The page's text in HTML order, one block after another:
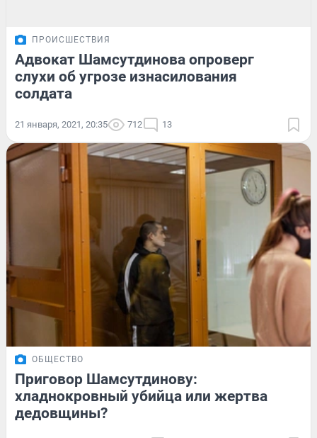
ПРОИСШЕСТВИЯ
Адвокат Шамсутдинова опроверг
слухи об угрозе изнасилования
солдата
21 января, 2021, 20:35 712 13
ОБЩЕСТВО
Приговор Шамсутдинову:
хладнокровный убийца или жертва
дедовщины?